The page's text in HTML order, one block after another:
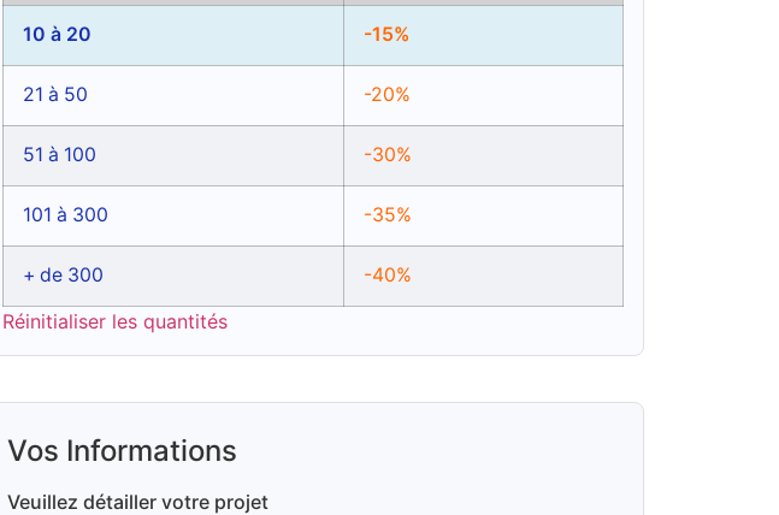
10 à 20 -15%
21 à 50 -20%
51 à 100 -30%
101 à 300 -35%
+ de 300 -40%
Réinitialiser les quantités
Vos Informations
Veuillez détailler votre projet